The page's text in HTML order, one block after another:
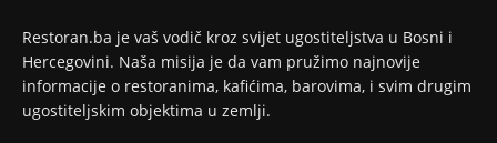
Restoran.ba je vaš vodič kroz svijet ugostiteljstva u Bosni i
Hercegovini. Naša misija je da vam pružimo najnovije
informacije o restoranima, kafićima, barovima, i svim drugim
ugostiteljskim objektima u zemlji.